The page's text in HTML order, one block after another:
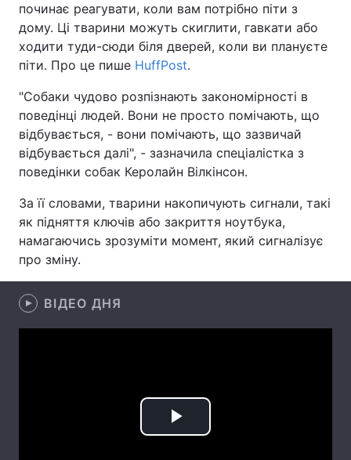
Головна Війна
Україна Політика
Спорт Наука
Техно і зв'язок Лайт
Здоров'я Туризм
Цікавинки
Думки
починає реагувати, коли вам потрібно піти з
дому. Ці тварини можуть скиглити, гавкати або
ходити туди-сюди біля дверей, коли ви плануєте
піти. Про це пише HuffPost.
"Собаки чудово розпізнають закономірності в
поведінці людей. Вони не просто помічають, що
відбувається, - вони помічають, що зазвичай
відбувається далі", - зазначила спеціалістка з
поведінки собак Керолайн Вілкінсон.
За її словами, тварини накопичують сигнали, такі
як підняття ключів або закриття ноутбука,
намагаючись зрозуміти момент, який сигналізує
про зміну.
ВІДЕО ДНЯ
Play